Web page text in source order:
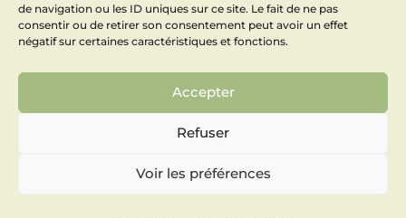
de navigation ou les ID uniques sur ce site. Le fait de ne pas
consentir ou de retirer son consentement peut avoir un effet
négatif sur certaines caractéristiques et fonctions.
Accepter
Refuser
Voir les préférences